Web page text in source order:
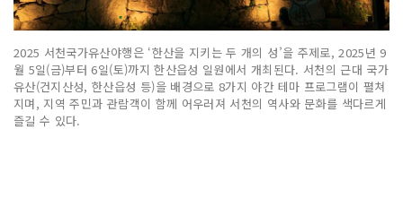
2025 서천국가유산야행은 ‘한산을 지키는 두 개의 성’을 주제로, 2025년 9
월 5일(금)부터 6일(토)까지 한산읍성 일원에서 개최된다. 서천의 근대 국가
유산(건지산성, 한산읍성 등)을 배경으로 8가지 야간 테마 프로그램이 펼쳐
지며, 지역 주민과 관람객이 함께 어우러져 서천의 역사와 문화를 색다르게
즐길 수 있다.